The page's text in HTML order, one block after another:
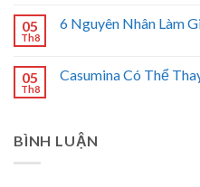
05
Th8
6 Nguyên Nhân Làm
05
Th8
Casumina Có Thể
BÌNH LUẬN